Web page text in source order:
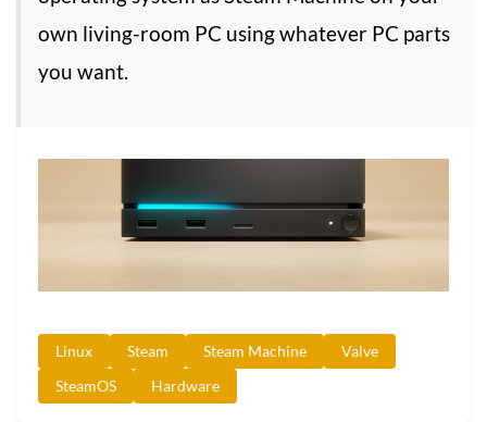
own living-room PC using whatever PC parts
you want.
Linux Steam Steam Machine
Valve
SteamOS
Hardware